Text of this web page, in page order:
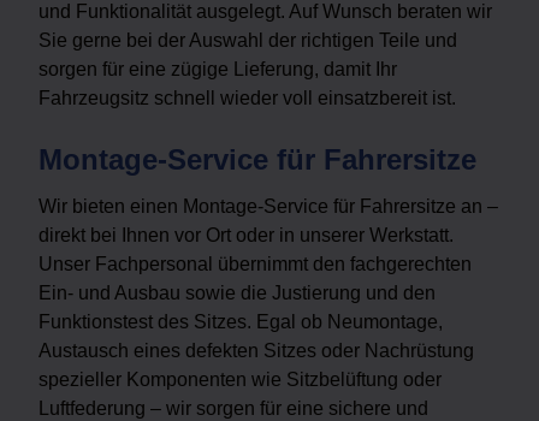
und Funktionalität ausgelegt. Auf Wunsch beraten wir
Sie gerne bei der Auswahl der richtigen Teile und
sorgen für eine zügige Lieferung, damit Ihr
Fahrzeugsitz schnell wieder voll einsatzbereit ist.
Montage-Service für Fahrersitze
Wir bieten einen Montage-Service für Fahrersitze an –
direkt bei Ihnen vor Ort oder in unserer Werkstatt.
Unser Fachpersonal übernimmt den fachgerechten
Ein- und Ausbau sowie die Justierung und den
Funktionstest des Sitzes. Egal ob Neumontage,
Austausch eines defekten Sitzes oder Nachrüstung
spezieller Komponenten wie Sitzbelüftung oder
Luftfederung – wir sorgen für eine sichere und